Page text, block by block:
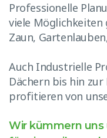
Professionelle
viele Möglichkeiten
Zaun,
Auch Industrielle
Dächern bis hin
profitieren von
Wir kümmern uns